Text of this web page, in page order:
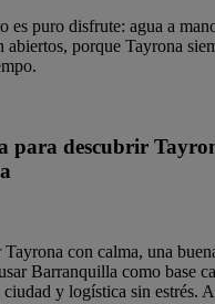
es puro disfrute: agua a
porque Tayrona
para descubrir
Tayrona con calma, una
Barranquilla como base
y logística sin estrés.